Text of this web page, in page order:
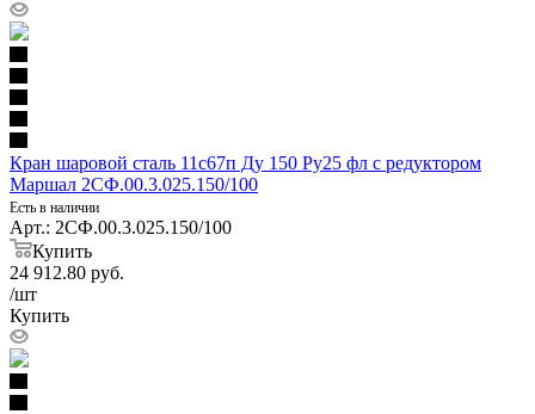
Кран шаровой сталь 11с67п Ду 150 Ру25 фл с редуктором
Маршал 2СФ.00.3.025.150/100
Есть в наличии
Арт.: 2СФ.00.3.025.150/100
Купить
24 912.80 руб.
/шт
Купить